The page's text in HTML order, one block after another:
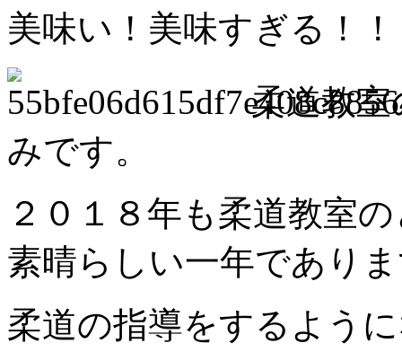
美味い！美味すぎる！
柔道教
みです。
２０１８年も柔道教室
素晴らしい一年であり
柔道の指導をするよう